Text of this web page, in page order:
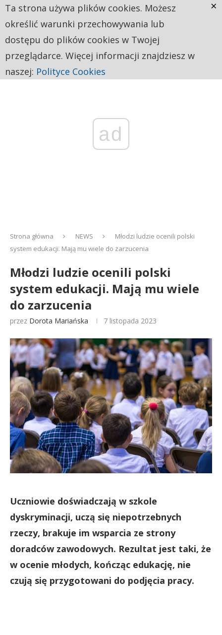
ad
Strona główna NEWS
Młodzi ludzie ocenili polski
system edukacji. Mają mu wiele do zarzucenia
Młodzi ludzie ocenili polski
system edukacji. Mają mu wiele
do zarzucenia
przez Dorota Mariańska 7 listopada 2023
Uczniowie doświadczają w szkole
dyskryminacji, uczą się niepotrzebnych
rzeczy, brakuje im wsparcia ze strony
doradców zawodowych. Rezultat jest taki, że
w ocenie młodych, kończąc edukację, nie
czują się przygotowani do podjęcia pracy.
Ta strona używa plików cookies. Możesz
określić warunki przechowywania lub
dostępu do plików cookies w Twojej
przeglądarce. Więcej informacji znajdziesz w
naszej: Polityce Cookies
×